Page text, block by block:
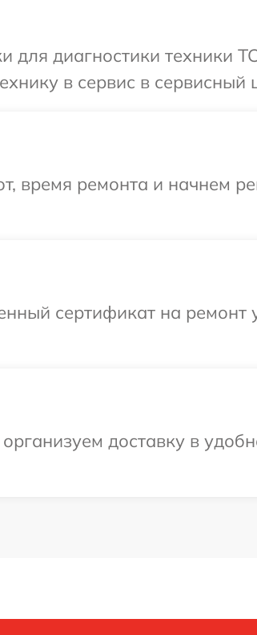
диагностики техники
в сервис в сервисный
время ремонта и начнем
сертификат на ремонт
доставку в